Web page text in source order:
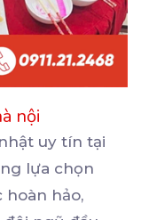
nội
uy tín tại
lựa chọn
hoàn hảo,